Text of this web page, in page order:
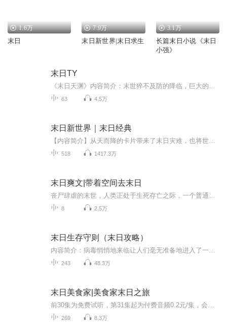
1.6万
末日
7.9万
末日新世界|末日求生
3.1万
长篇末日小说《末日
小强》
末日TY
63 4.5万
末日新世界｜末日经典
518 1417.3万
末日爽文|带着空间去末日
8 2.5万
末日生存守则（末日攻略）
243 48.3万
末日美食家|美食家末日之旅
269 8.3万